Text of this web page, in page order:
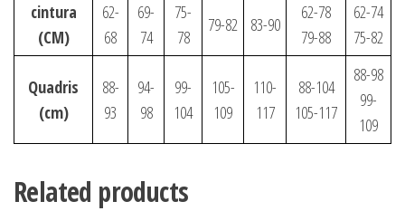
cintura
(CM)
62-
68
69-
74
75-
78
79-82 83-90
62-78
79-88
62-74
75-82
Quadris
(cm)
88-
93
94-
98
99-
104
105-
109
110-
117
88-104
105-117
88-98
99-
109
Related products